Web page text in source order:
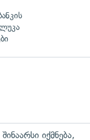
იქმნება,